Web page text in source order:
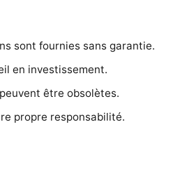
sont fournies sans garantie.
en investissement.
être obsolètes.
propre responsabilité.